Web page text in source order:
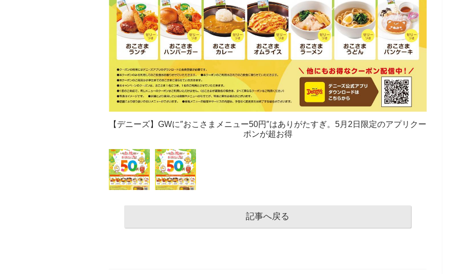
【デニーズ】GWに″おこさまメニュー50円″はありがたすぎ。5月2日限定のアプリクー
ポンが超お得
記事へ戻る